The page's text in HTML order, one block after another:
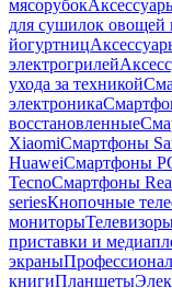
мясорубок
для сушилок овощей
йогуртниц
электрогрилей
ухода за техникой
электроника
восстановленные
XiaomiСмартфоны
HuaweiСмартфоны
TecnoСмартфоны
seriesКнопочные
мониторы
приставки и
экраны
книгиПланшеты